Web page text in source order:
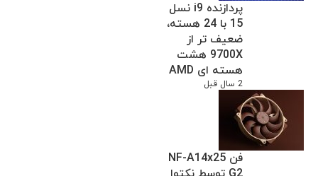
پردازنده i9 نسل
15 با 24 هسته،
ضعیف تر از
9700X هشت
هسته ای AMD
2 سال قبل
فن NF-A14x25